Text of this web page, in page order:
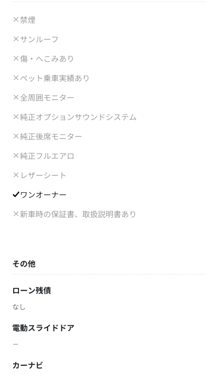
禁煙
サンルーフ
傷・へこみあり
ペット乗車実績あり
全周囲モニター
純正オプションサウンドシステム
純正後席モニター
純正フルエアロ
レザーシート
ワンオーナー
新車時の保証書、取扱説明書あり
その他
ローン残債
なし
電動スライドドア
－
カーナビ